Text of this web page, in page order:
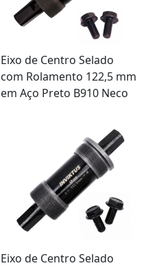
Eixo de Centro Selado
com Rolamento 122,5 mm
em Aço Preto B910 Neco
Eixo de Centro Selado